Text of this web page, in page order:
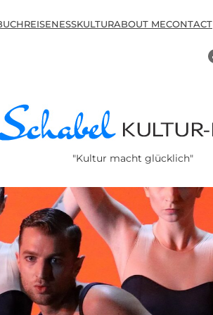
REISENESSKULTURABOUT MECONTACT
"Kultur macht glücklich"